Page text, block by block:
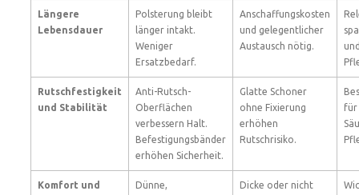
Längere
Lebensdauer
Polsterung bleibt
länger intakt.
Weniger
Ersatzbedarf.
Anschaffungskosten
und gelegentlicher
Austausch nötig.
Rutschfestigkeit
und Stabilität
Anti-Rutsch-
Oberflächen
verbessern Halt.
Befestigungsbänder
erhöhen Sicherheit.
Glatte Schoner
ohne Fixierung
erhöhen
Rutschrisiko.
für
Komfort und
Dünne,
Dicke oder nicht